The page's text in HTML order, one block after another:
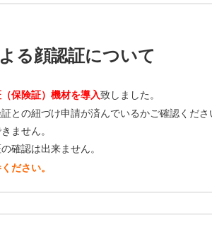
る顔認証について
保険証）機材を導入致しました。
の紐づけ申請が済んでいるかご確認くださ
ません。
確認は出来ません。
ださい。